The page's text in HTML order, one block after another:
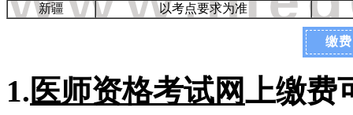
新疆
以考点要求为准
缴
1. 医师资格考试网上缴费